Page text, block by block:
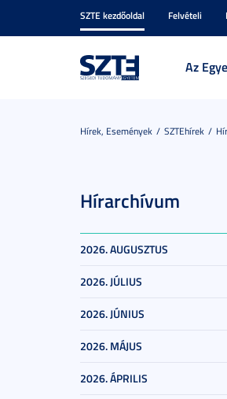
SZTE kezdőoldal Felvételi
Az
Hírek, Események SZTEhírek
Hírarchívum
2026. AUGUSZTUS
2026. JÚLIUS
2026. JÚNIUS
2026. MÁJUS
2026. ÁPRILIS